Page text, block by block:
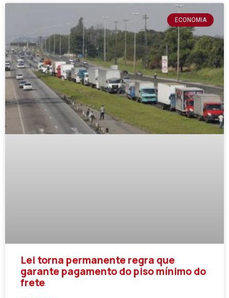
ECONOMIA
Lei torna permanente regra que
garante pagamento do piso mínimo do
frete